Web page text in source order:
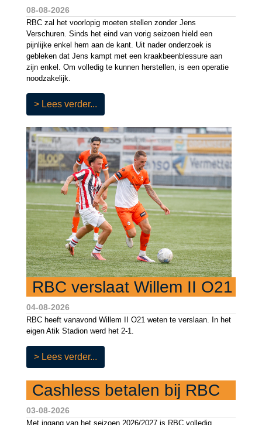
08-08-2026
RBC zal het voorlopig moeten stellen zonder Jens
Verschuren. Sinds het eind van vorig seizoen hield een
pijnlijke enkel hem aan de kant. Uit nader onderzoek is
gebleken dat Jens kampt met een kraakbeenblessure aan
zijn enkel. Om volledig te kunnen herstellen, is een operatie
noodzakelijk.
> Lees verder...
RBC verslaat Willem II O21
04-08-2026
RBC heeft vanavond Willem II O21 weten te verslaan. In het
eigen Atik Stadion werd het 2-1.
> Lees verder...
Cashless betalen bij RBC
03-08-2026
Met ingang van het seizoen 2026/2027 is RBC volledig